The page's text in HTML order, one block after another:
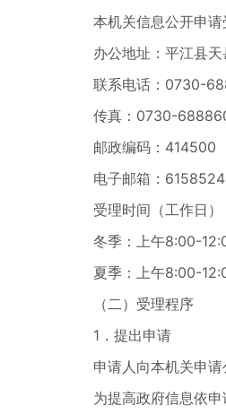
本机关信息公开申
办公地址：平江县
联系电话：0730-
传真：0730-
邮政编码：414500
电子邮箱：
受理时间（工作日）
冬季：上午8:00-
夏季：上午8:00-
（二）受理程序
1．提出申请
申请人向本机关申
为提高政府信息依